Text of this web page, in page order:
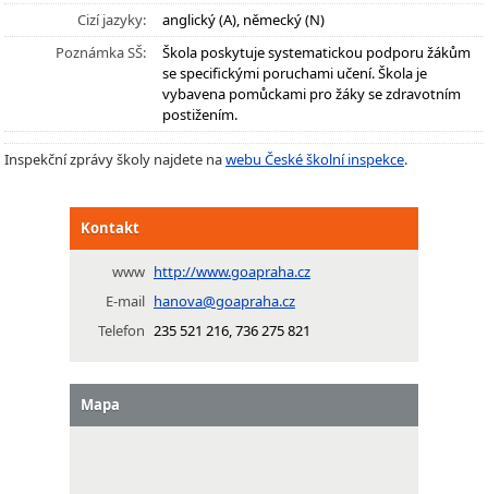
Cizí jazyky:
anglický (A), německý (N)
Poznámka SŠ:
Škola poskytuje systematickou podporu žákům
se specifickými poruchami učení. Škola je
vybavena pomůckami pro žáky se zdravotním
postižením.
Inspekční zprávy školy najdete nawebu České školní inspekce.
Kontakt
www http://www.goapraha.cz
E-mail hanova@goapraha.cz
Telefon 235 521 216, 736 275 821
Mapa